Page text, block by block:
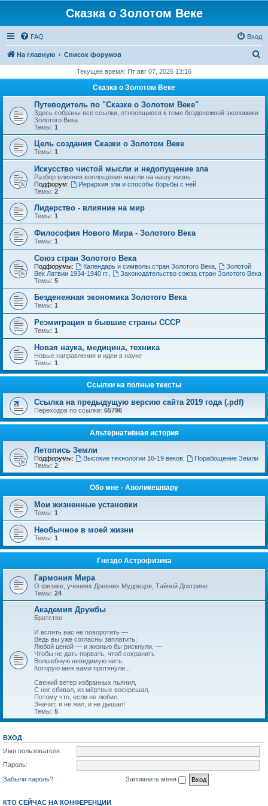
Сказка о Золотом Веке
FAQ Вход
На главную Список форумов
с
Текущее время: Пт авг 07, 2026 13:16
Сказка о Золотом Веке
Путеводитель по "Сказке о Золотом Веке"
Здесь собраны все ссылки, относящиеся к теме безденежной экономики
Золотого Века
Темы: 1
Цель создания Сказки о Золотом Веке
Темы: 1
Искусство чистой мысли и недопущение зла
Разбор влияния воплощения мысли на нашу жизнь.
Подфорум:
Иерархия зла и способы борьбы с ней
Темы: 2
Лидерство - влияние на мир
Темы: 1
Философия Нового Мира - Золотого Века
Темы: 1
Cоюз стран Золотого Века
Подфорумы: Календарь и символы стран Золотого Века,
Золотой
Век Латвии 1934-1940 гг.
Законодательство союза стран Золотого Века
Темы: 5
Безденежная экономика Золотого Века
Темы: 1
Реэмиграция в бывшие страны СССР
Темы: 1
Новая наука, медицина, техника
Новые направления и идеи в науке
Темы: 1
Ссылки на полные тексты
Ссылка на предыдущую версию сайта 2019 года (.pdf)
Переходов по ссылке: 65796
Альтернативная история
Летопись Земли
Подфорумы: Высокие технологии 16-19 веков,
Порабощение Земли
Темы: 2
Обо мне - Аволикешвару
Мои жизненные установки
Темы: 1
Необычное в моей жизни
Темы: 1
Гнездо Астрофизика
Гармония Мира
О физике, учениях Древних Мудрецов, Тайной Доктрине
Темы: 24
Академия Дружбы
Братство
И вспять вас не поворотить —
Ведь вы уже согласны заплатить:
Любой ценой — и жизнью бы рискнули, —
Чтобы не дать порвать, чтоб сохранить
Волшебную невидимую нить,
Которую меж вами протянули...
Свежий ветер избранных пьянил,
С ног сбивал, из мёртвых воскрешал,
Потому что, если не любил,
Значит, и не жил, и не дышал!
Темы: 5
ВХОД
Имя пользователя:
Пароль:
Забыли пароль?
Запомнить меня
КТО СЕЙЧАС НА КОНФЕРЕНЦИИ